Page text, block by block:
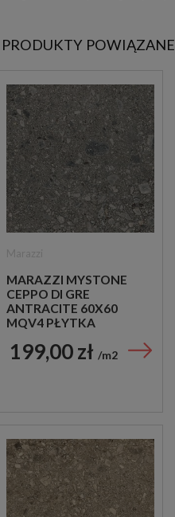
PRODUKTY POWIĄZANE
MARAZZI MYSTONE
CEPPO DI GRE
ANTRACITE 60X60
MQV4 PŁYTKA
199,00 zł m2